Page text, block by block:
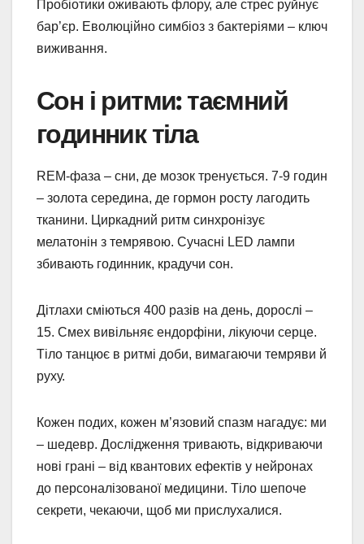
Пробіотики оживають флору, але стрес руйнує
бар’єр. Еволюційно симбіоз з бактеріями – ключ
виживання.
Сон і ритми: таємний
годинник тіла
REM-фаза – сни, де мозок тренується. 7-9 годин
– золота середина, де гормон росту лагодить
тканини. Циркадний ритм синхронізує
мелатонін з темрявою. Сучасні LED лампи
збивають годинник, крадучи сон.
Дітлахи сміються 400 разів на день, дорослі –
15. Смех вивільняє ендорфіни, лікуючи серце.
Тіло танцює в ритмі доби, вимагаючи темряви й
руху.
Кожен подих, кожен м’язовий спазм нагадує: ми
– шедевр. Дослідження тривають, відкриваючи
нові грані – від квантових ефектів у нейронах
до персоналізованої медицини. Тіло шепоче
секрети, чекаючи, щоб ми прислухалися.